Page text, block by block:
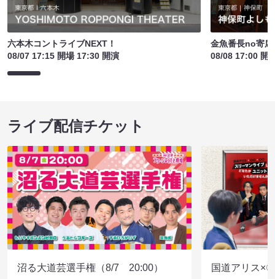
六本木コントライブNEXT！
08/07 17:15 開場 17:30 開演
金魚番長no寄
08/08 17:00 開
ライブ配信チケット
沼る大道芸選手権（8/7 20:00）
国道アリス×